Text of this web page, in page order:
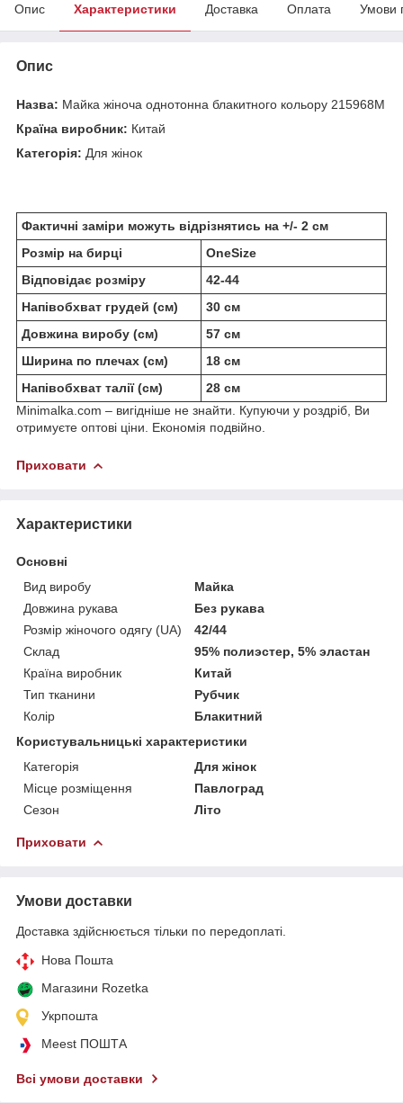
Опис Характеристики Доставка Оплата Умови
Опис
Назва: Майка жіноча однотонна блакитного кольору 215968M
Країна виробник: Китай
Категорія: Для жінок
Фактичні заміри можуть відрізнятись на +/- 2 см
Розмір на бирці
OneSize
Відповідає розміру
42-44
Напівобхват грудей (см)
30 см
Довжина виробу (см)
57 см
Ширина по плечах (см)
18 см
Напівобхват талії (см)
28 см
Minimalka.com – вигідніше не знайти. Купуючи у роздріб, Ви
отримуєте оптові ціни. Економія подвійно.
Приховати
Характеристики
Основні
Вид виробу
Майка
Довжина рукава
Без рукава
Розмір жіночого одягу (UA)
42/44
Склад
95% полиэстер, 5% эластан
Країна виробник
Китай
Тип тканини
Рубчик
Колір
Блакитний
Користувальницькі характеристики
Категорія
Для жінок
Місце розміщення
Павлоград
Сезон
Літо
Приховати
Умови доставки
Доставка здійснюється тільки по передоплаті.
Нова Пошта
Магазини Rozetka
Укрпошта
Meest ПОШТА
Всі умови доставки